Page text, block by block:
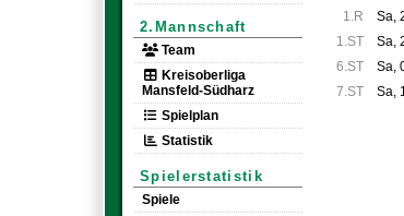
2.Mannschaft
Team
Kreisoberliga
Mansfeld-Südharz
Spielplan
Statistik
Spielerstatistik
Spiele
1.R Sa,
1.ST
Sa,
6.ST
Sa,
7.ST
Sa,